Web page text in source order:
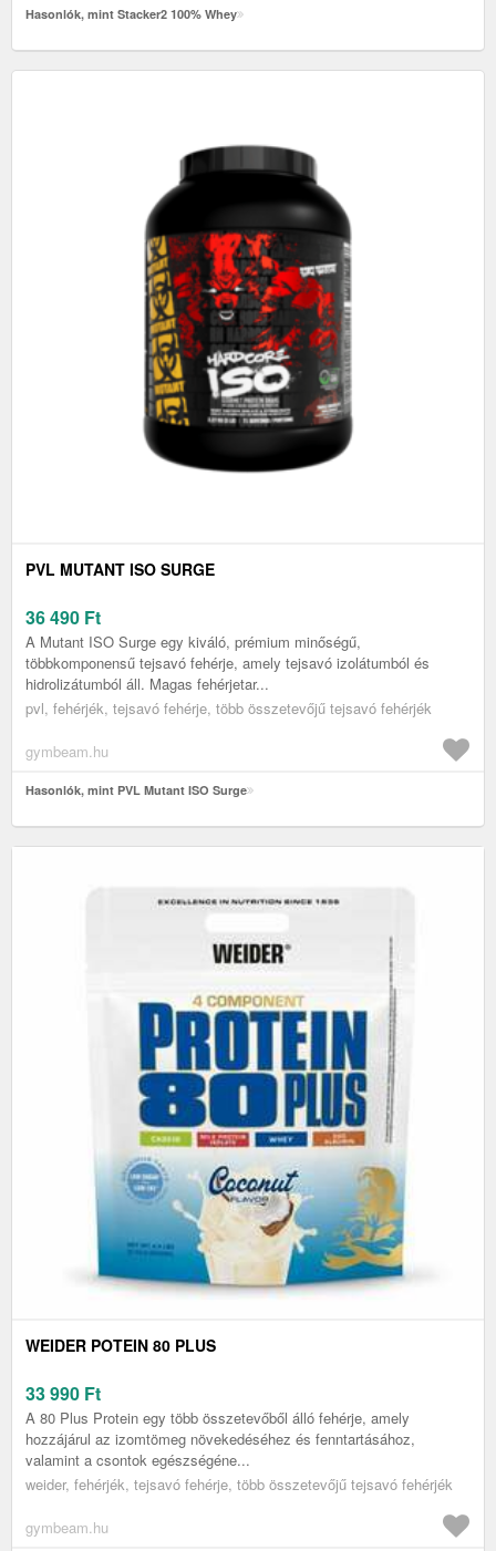
Hasonlók, mint Stacker2 100% Whey
PVL MUTANT ISO SURGE
36 490 Ft
A Mutant ISO Surge egy kiváló, prémium minőségű,
többkomponensű tejsavó fehérje, amely tejsavó izolátumból és
hidrolizátumból áll. Magas fehérjetar...
pvl, fehérjék, tejsavó fehérje, több összetevőjű tejsavó fehérjék
gymbeam.hu
Hasonlók, mint PVL Mutant ISO Surge
WEIDER POTEIN 80 PLUS
33 990 Ft
A 80 Plus Protein egy több összetevőből álló fehérje, amely
hozzájárul az izomtömeg növekedéséhez és fenntartásához,
valamint a csontok egészségéne...
weider, fehérjék, tejsavó fehérje, több összetevőjű tejsavó fehérjék
gymbeam.hu